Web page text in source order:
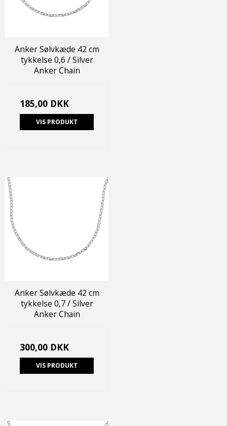
Anker Sølvkæde 42 cm
tykkelse 0,6 / Silver
Anker Chain
185,00 DKK
VIS PRODUKT
Anker Sølvkæde 42 cm
tykkelse 0,7 / Silver
Anker Chain
300,00 DKK
VIS PRODUKT